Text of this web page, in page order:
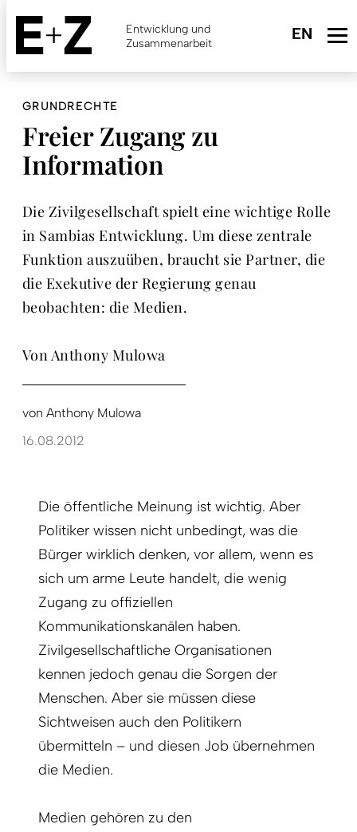
Skip
main
content
Entwicklung und
Zusammenarbeit
GRUNDRECHTE
Freier Zugang zu
Information
Die Zivilgesellschaft spielt eine wichtige Rolle
in Sambias Entwicklung. Um diese zentrale
Funktion auszuüben, braucht sie Partner, die
die Exekutive der Regierung genau
beobachten: die Medien.
Von Anthony Mulowa
von Anthony Mulowa
16.08.2012
Die öffentliche Meinung ist wichtig. Aber
Politiker wissen nicht unbedingt, was die
Bürger wirklich denken, vor allem, wenn es
sich um arme Leute handelt, die wenig
Zugang zu offiziellen
Kommunikationskanälen haben.
Zivilgesellschaftliche Organisa­tionen
kennen jedoch genau die Sorgen der
Menschen. Aber sie müssen diese
Sichtweisen auch den Poli­tikern
übermitteln – und diesen Job übernehmen
die Medien.
Medien gehören zu den